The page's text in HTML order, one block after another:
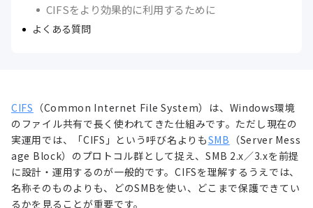
CIFSをより効果的に利用するために
よくある質問
CIFS （Common Internet File System）は、Windows環境
のファイル共有で長く使われてきた仕組みです。ただし現在の
実運用では、「CIFS」という呼び名よりもSMB （Server Mess
age Block）のプロトコル群として捉え、SMB 2.x／3.xを前提
に設計・運用するのが一般的です。CIFSを理解するうえでは、
名称そのものよりも、どのSMBを使い、どこまで保護できてい
るかを見ることが重要です。